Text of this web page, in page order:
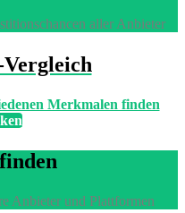
aller Anbieter
Merkmalen finden
Anbieter und Plattformen